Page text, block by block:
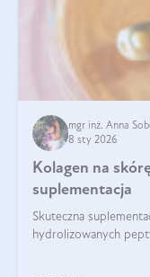
mgr inż. Anna
8 sty 2026
Kolagen na
suplementacja
Skuteczna
hydrolizowanych